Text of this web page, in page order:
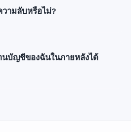
ามลับหรือไม่?
นบัญชีของฉันในภายหลังได้